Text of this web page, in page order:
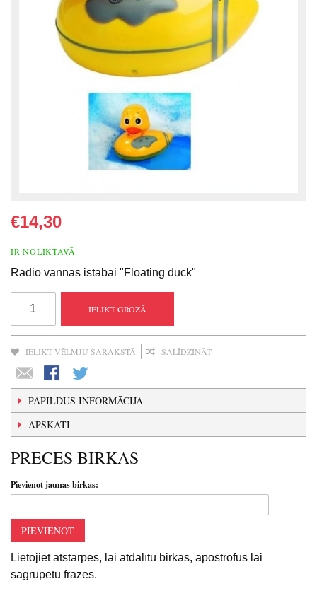
€14,30
IR NOLIKTAVĀ
Radio vannas istabai "Floating duck"
IELIKT GROZĀ
IELIKT VĒLMJU SARAKSTĀ SALĪDZINĀT
PAPILDUS INFORMĀCIJA
APSKATI
PRECES BIRKAS
Pievienot jaunas birkas:
PIEVIENOT
Lietojiet atstarpes, lai atdalītu birkas, apostrofus lai
sagrupētu frāzēs.